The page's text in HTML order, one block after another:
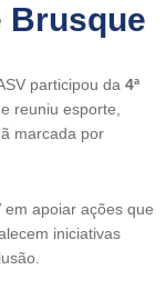
Brusque
participou da 4ª
reuniu esporte,
marcada por
em apoiar ações que
iniciativas